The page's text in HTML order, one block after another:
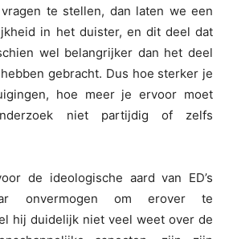
te stellen, dan laten we een
in het duister, en dit deel dat
wel belangrijker dan het deel
gebracht. Dus hoe sterker je
hoe meer je ervoor moet
niet partijdig of zelfs
de ideologische aard van ED’s
onvermogen om erover te
hij duidelijk niet veel weet over de